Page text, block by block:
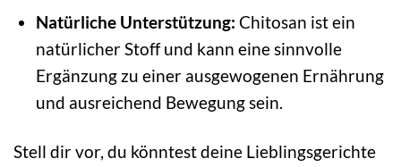
Natürliche Unterstützung: Chitosan ist ein
natürlicher Stoff und kann eine sinnvolle
Ergänzung zu einer ausgewogenen Ernährung
und ausreichend Bewegung sein.
Stell dir vor, du könntest deine Lieblingsgerichte